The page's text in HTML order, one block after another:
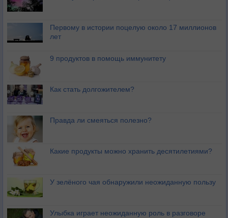
Первому в истории поцелую около 17 миллионов
лет
9 продуктов в помощь иммунитету
Как стать долгожителем?
Правда ли смеяться полезно?
Какие продукты можно хранить десятилетиями?
У зелёного чая обнаружили неожиданную пользу
Улыбка играет неожиданную роль в разговоре